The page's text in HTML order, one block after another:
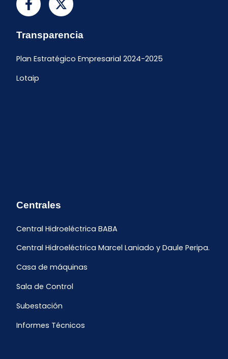
Transparencia
Plan Estratégico Empresarial 2024-2025
Lotaip
Centrales
Central Hidroeléctrica BABA
Central Hidroeléctrica Marcel Laniado y Daule Peripa.
Casa de máquinas
Sala de Control
Subestación
Informes Técnicos